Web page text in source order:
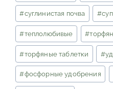
#суглинистая почва #
#теплолюбивые #
#торфяные таблетки #
#фосфорные удобрения